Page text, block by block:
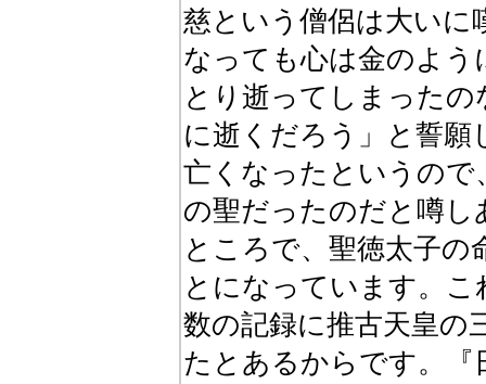
慈という僧侶は大いに
なっても心は金のよ
とり逝ってしまった
に逝くだろう」と誓願
亡くなったというので
の聖だったのだと噂し
ところで、聖徳太子の
とになっています。
数の記録に推古天皇の
たとあるからです。『